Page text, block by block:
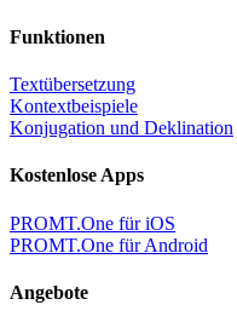
Funktionen
Textübersetzung
Kontextbeispiele
Konjugation und Deklination
Kostenlose Apps
PROMT.One für iOS
PROMT.One für Android
Angebote